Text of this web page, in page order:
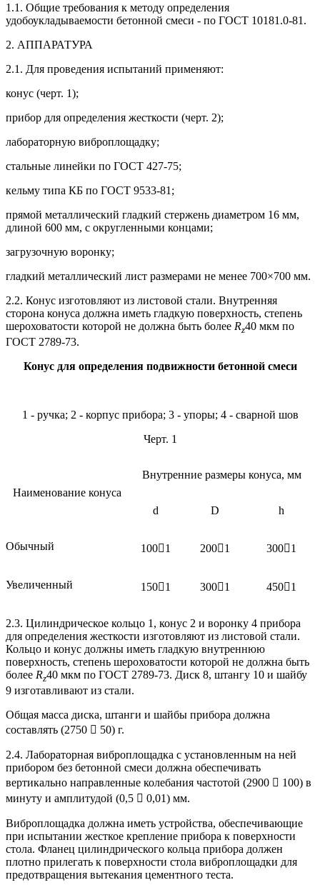
1.1. Общие требования к методу определения
удобоукладываемости бетонной смеси - по ГОСТ 10181.0-81.
2. АППАРАТУРА
2.1. Для проведения испытаний применяют:
конус (черт. 1);
прибор для определения жесткости (черт. 2);
лабораторную виброплощадку;
стальные линейки по ГОСТ 427-75;
кельму типа КБ по ГОСТ 9533-81;
прямой металлический гладкий стержень диаметром 16 мм,
длиной 600 мм, с округленными концами;
загрузочную воронку;
гладкий металлический лист размерами не менее 700×700 мм.
2.2. Конус изготовляют из листовой стали. Внутренняя
сторона конуса должна иметь гладкую поверхность, степень
шероховатости которой не должна быть более Rz40 мкм по
ГОСТ 2789-73.
Конус для определения подвижности бетонной смеси
1 - ручка; 2 - корпус прибора; 3 - упоры; 4 - сварной шов
Черт. 1
Наименование конуса
Внутренние размеры конуса, мм
d D h
Обычный 1001 2001 3001
Увеличенный 1501 3001 4501
2.3. Цилиндрическое кольцо 1, конус 2 и воронку 4 прибора
для определения жесткости изготовляют из листовой стали.
Кольцо и конус должны иметь гладкую внутреннюю
поверхность, степень шероховатости которой не должна быть
более Rz40 мкм по ГОСТ 2789-73. Диск 8, штангу 10 и шайбу
9 изготавливают из стали.
Общая масса диска, штанги и шайбы прибора должна
составлять (2750  50) г.
2.4. Лабораторная виброплощадка с установленным на ней
прибором без бетонной смеси должна обеспечивать
вертикально направленные колебания частотой (2900  100) в
минуту и амплитудой (0,5  0,01) мм.
Виброплощадка должна иметь устройства, обеспечивающие
при испытании жесткое крепление прибора к поверхности
стола. Фланец цилиндрического кольца прибора должен
плотно прилегать к поверхности стола виброплощадки для
предотвращения вытекания цементного теста.